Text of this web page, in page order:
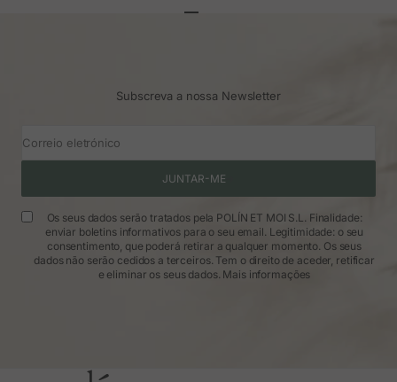
Subscreva a nossa Newsletter
Correio eletrónico
JUNTAR-ME
Os seus dados serão tratados pela POLÍN ET MOI S.L. Finalidade:
enviar boletins informativos para o seu email. Legitimidade: o seu
consentimento, que poderá retirar a qualquer momento. Os seus
dados não serão cedidos a terceiros. Tem o direito de aceder, retificar
e eliminar os seus dados. Mais informações